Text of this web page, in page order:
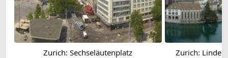
Zurich: Sechseläutenplatz Zurich: